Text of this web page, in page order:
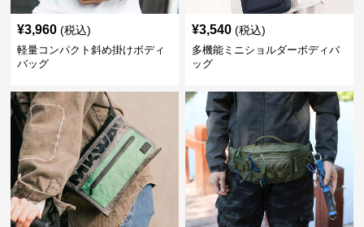
¥3,960 (税込)
軽量コンパクト斜め掛けボディ
バッグ
¥3,540 (税込)
多機能ミニショルダーボディバ
ッグ